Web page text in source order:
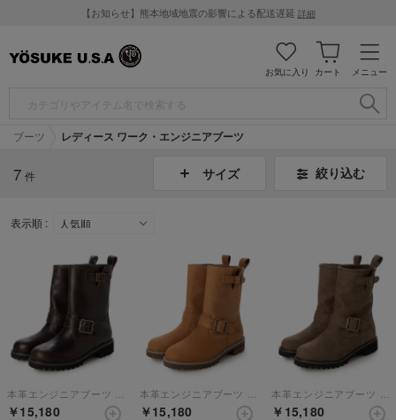
【お知らせ】熊本地域地震の影響による配送遅延 詳細
メニュー
カート
お気に入り
ブーツ レディース ワーク・エンジニアブーツ
7 件 サイズ 絞り込む
表示順 :
￥15,180 ￥15,180 ￥15,180